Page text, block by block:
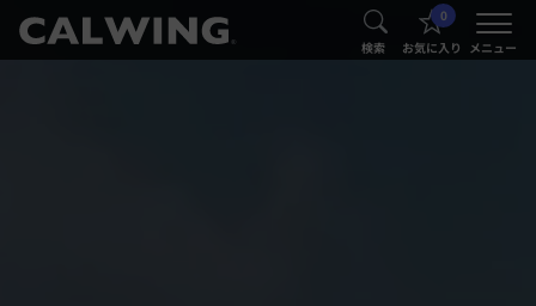
® 検索
0
お気に入り メニュー
®